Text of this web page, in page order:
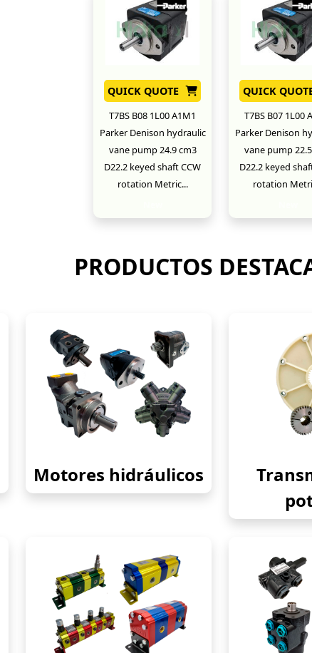
QUICK QUOTE
T7BS B08 1L00 A1M1
Parker Denison hydraulic
vane pump 24.9 cm3
D22.2 keyed shaft CCW
rotation Metric...
QUICK
T7BS B07 1L00
Parker Denison
vane pump
D22.2 keyed
rotation
PRODUCTOS
Motores hidráulicos